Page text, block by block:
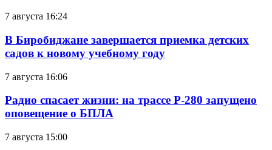
7 августа 16:24
В Биробиджане завершается приемка детских
садов к новому учебному году
7 августа 16:06
Радио спасает жизни: на трассе Р-280 запущено
оповещение о БПЛА
7 августа 15:00